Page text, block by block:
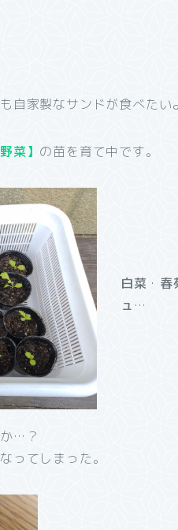
自家製なサンドが食べたい
菜】 の苗を育て中です。
白菜 ・ 春
ュ …
…？
ってしまった。